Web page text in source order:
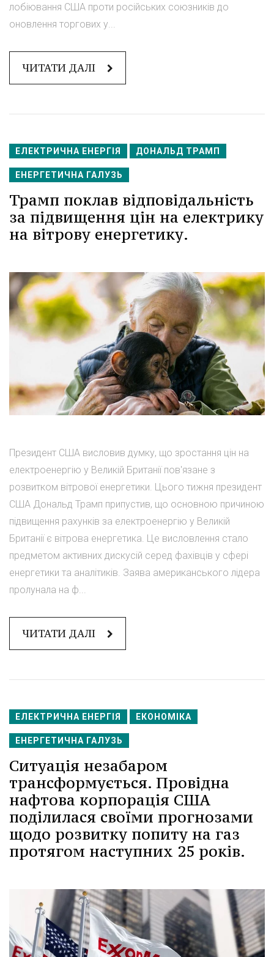
лобіювання США проти російських союзників до
оновлення торгових у...
ЧИТАТИ ДАЛІ
ЕЛЕКТРИЧНА ЕНЕРГІЯ ДОНАЛЬД ТРАМП
ЕНЕРГЕТИЧНА ГАЛУЗЬ
Трамп поклав відповідальність
за підвищення цін на електрику
на вітрову енергетику.
Президент США висловив думку, що зростання цін на
електроенергію у Великій Британії пов'язане з
розвитком вітрової енергетики. Цього тижня президент
США Дональд Трамп припустив, що основною причиною
підвищення рахунків за електроенергію у Великій
Британії є вітрова енергетика. Це висловлення стало
предметом активних дискусій серед фахівців у сфері
енергетики та аналітиків. Заява американського лідера
пролунала на ф...
ЧИТАТИ ДАЛІ
ЕЛЕКТРИЧНА ЕНЕРГІЯ ЕКОНОМІКА
ЕНЕРГЕТИЧНА ГАЛУЗЬ
Ситуація незабаром
трансформується. Провідна
нафтова корпорація США
поділилася своїми прогнозами
щодо розвитку попиту на газ
протягом наступних 25 років.